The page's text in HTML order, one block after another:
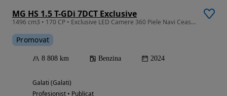
MG HS 1.5 T-GDi 7DCT Exclusive
1496 cm3 • 170 CP • Exclusive LED Camere 360 Piele Navi Ceasuri Plasma Lase Side Asssist
Promovat
8 808 km Benzina 2024
Galati (Galati)
Profesionist • Publicat